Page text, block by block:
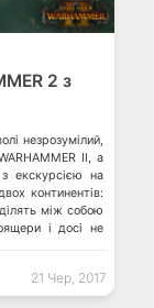
2 з
незрозумілий,
II, а
з екскурсією на
континентів:
між собою
і досі не
21 Чер, 2017